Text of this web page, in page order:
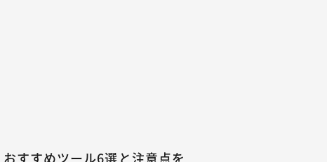
すすめツール6選と注意点を